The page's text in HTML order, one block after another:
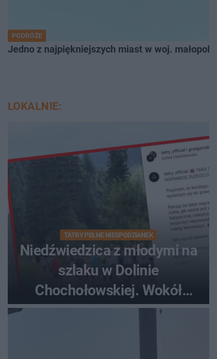
PODRÓŻE
Jedno z najpiękniejszych miast w woj.
LOKALNIE:
TATRY PEŁNE NIESPODZIANEK
Niedźwiedzica z młodymi na
szlaku w Dolinie
Chochołowskiej. Wokół